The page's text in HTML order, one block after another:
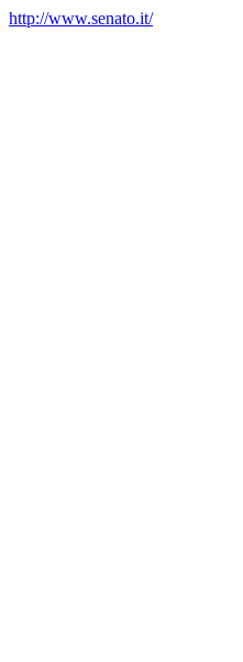
http://www.senato.it/